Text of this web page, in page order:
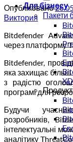
Для бізнесу
Пакети
Опубліковано
Виктория
Bitdefender
через платформу
Bitdefender,
яка захищає більш
з радістю
програмі для
Будучи
розробників,
інтелектуальні
аналітику